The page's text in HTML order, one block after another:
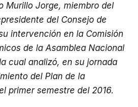
Murillo Jorge, miembro del
del Consejo de
intervención en la Co­misión
de la Asamblea Nacional
cual analizó, en su jornada
del Plan de la
primer semestre del 2016.